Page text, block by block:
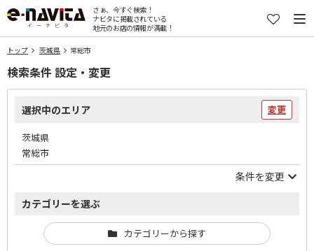
さぁ、今すぐ検索！
ナビタに掲載されている
地元のお店の情報が満載！
トップ 茨城県 常総市
検索条件 設定・変更
選択中のエリア 変更
茨城県
常総市
条件を変更
カテゴリーを選ぶ
カテゴリーから探す